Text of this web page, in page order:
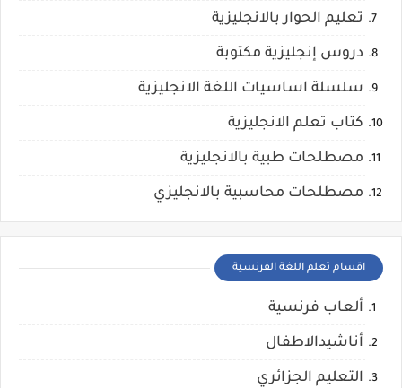
تعليم الحوار بالانجليزية
دروس إنجليزية مكتوبة
سلسلة اساسيات اللغة الانجليزية
كتاب تعلم الانجليزية
مصطلحات طبية بالانجليزية
مصطلحات محاسبية بالانجليزي
اقسام تعلم اللغة الفرنسية
ألعاب فرنسية
أناشيدالاطفال
التعليم الجزائري